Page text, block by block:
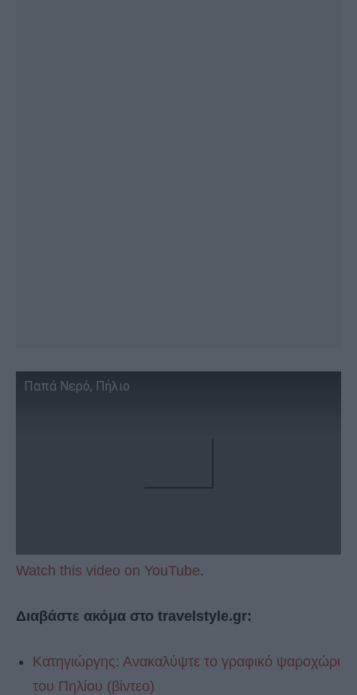
Παπά Νερό, Πήλιο
Watch this video on YouTube.
Διαβάστε ακόμα στο travelstyle.gr:
Κατηγιώργης: Ανακαλύψτε το γραφικό ψαροχώρι
του Πηλίου (βίντεο)